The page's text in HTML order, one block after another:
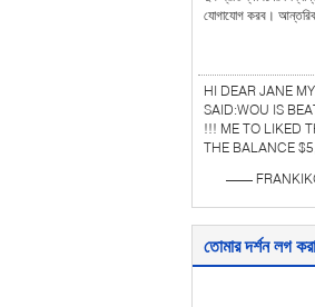
যোগাযোগ করব।
HI DEAR JANE
SAID:WOU IS
!!! ME TO LIKED
THE BALANCE
——
তোমার দর্শন লগ